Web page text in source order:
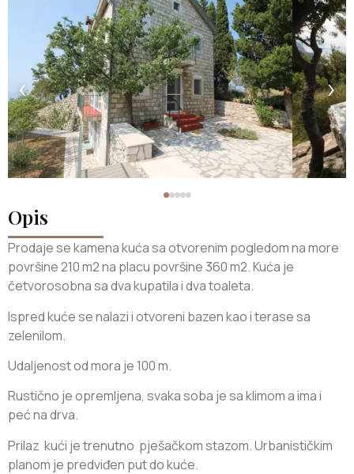
‹ ›
Opis
Prodaje se kamena kuća sa otvorenim pogledom na more
površine 210 m2 na placu površine 360 m2. Kuća je
četvorosobna sa dva kupatila i dva toaleta.
Ispred kuće se nalazi i otvoreni bazen kao i terase sa
zelenilom.
Udaljenost od mora je 100 m.
Rustično je opremljena, svaka soba je sa klimom a ima i
peć na drva.
Prilaz kući jetrenutno pješačkomstazom.Urbanističkim
planom je predviđen putdokuće.